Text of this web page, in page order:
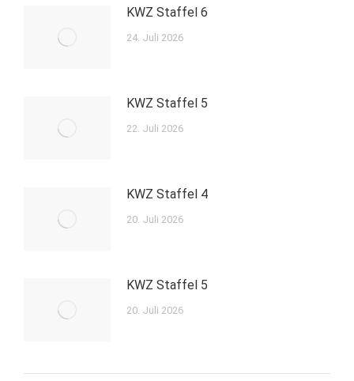
KWZ Staffel 6
24. Juli 2026
KWZ Staffel 5
22. Juli 2026
KWZ Staffel 4
20. Juli 2026
KWZ Staffel 5
20. Juli 2026